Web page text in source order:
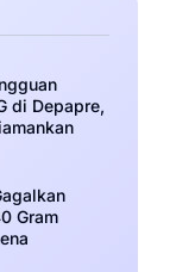
di Depapre,
Gram